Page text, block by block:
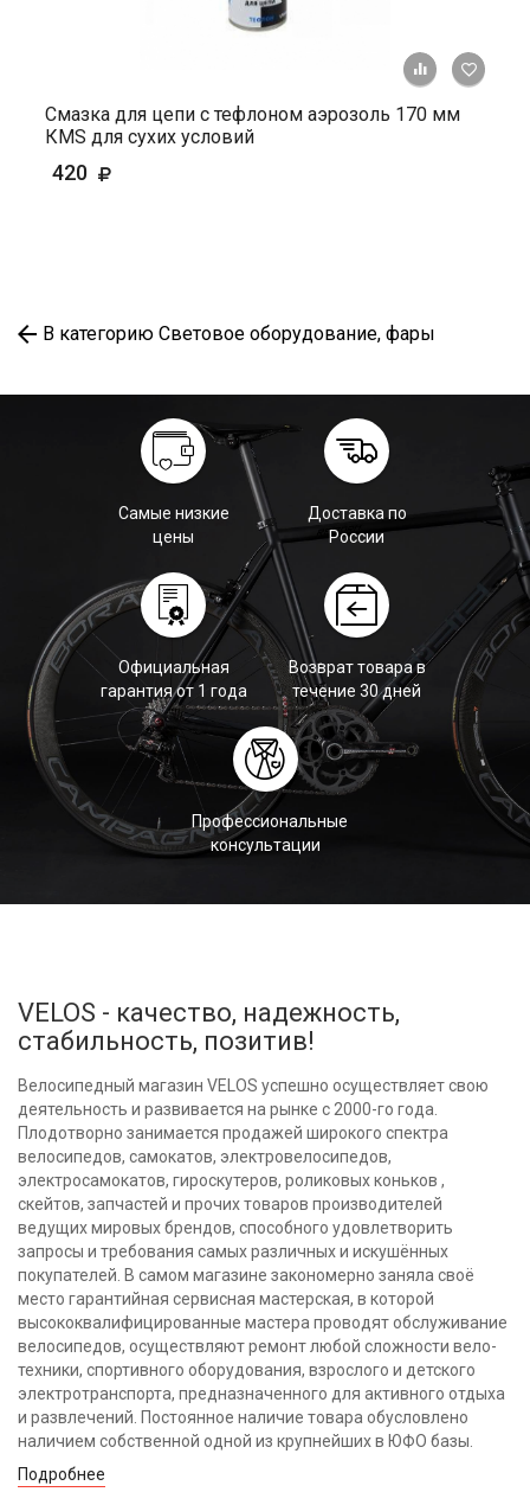
+ К
Смазка для цепи с тефлоном аэрозоль 170 мм
КМS для сухих условий
420
В категорию Световое оборудование, фары
Самые низкие
цены
Доставка по
России
Официальная
гарантия от 1 года
Возврат товара в
течение 30 дней
Профессиональные
консультации
VELOS - качество, надежность,
стабильность, позитив!
Велосипедный магазин VELOS успешно осуществляет свою
деятельность и развивается на рынке с 2000-го года.
Плодотворно занимается продажей широкого спектра
велосипедов, самокатов, электровелосипедов,
электросамокатов, гироскутеров, роликовых коньков ,
скейтов, запчастей и прочих товаров производителей
ведущих мировых брендов, способного удовлетворить
запросы и требования самых различных и искушённых
покупателей. В самом магазине закономерно заняла своё
место гарантийная сервисная мастерская, в которой
высококвалифицированные мастера проводят обслуживание
велосипедов, осуществляют ремонт любой сложности вело-
техники, спортивного оборудования, взрослого и детского
электротранспорта, предназначенного для активного отдыха
и развлечений. Постоянное наличие товара обусловлено
наличием собственной одной из крупнейших в ЮФО базы.
Подробнее